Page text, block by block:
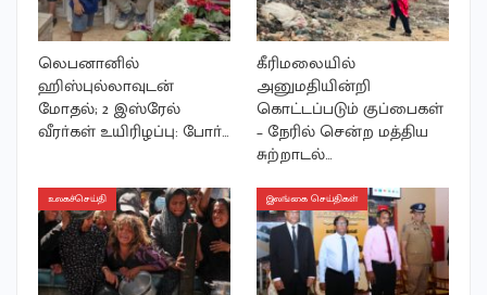
லெபனானில்
ஹிஸ்புல்லாவுடன்
மோதல்; 2 இஸ்ரேல்
வீரா்கள் உயிரிழப்பு: போா்…
கீரிமலையில்
அனுமதியின்றி
கொட்டப்படும் குப்பைகள்
– நேரில் சென்ற மத்திய
சுற்றாடல்…
உலகச்செய்தி இலங்கை செய்திகள்